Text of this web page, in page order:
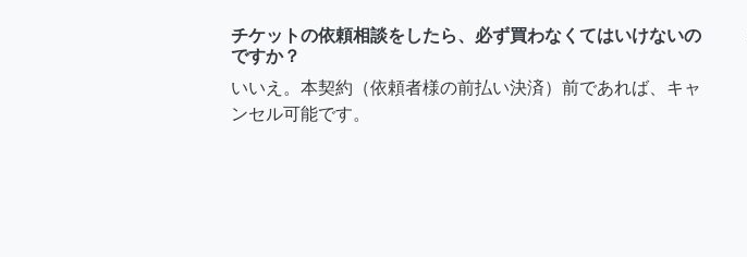
チケットの依頼相談をしたら、必ず買わなくてはいけないの
ですか？
いいえ。本契約（依頼者様の前払い決済）前であれば、キャ
ンセル可能です。